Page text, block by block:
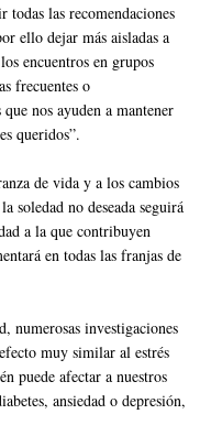
todas las recomendaciones
ello dejar más aisladas a
encuentros en grupos
frecuentes o
nos ayuden a mantener
queridos”.
de vida y a los cambios
soledad no deseada seguirá
a la que contribuyen
en todas las franjas de
numerosas investigaciones
muy similar al estrés
puede afectar a nuestros
ansiedad o depresión,